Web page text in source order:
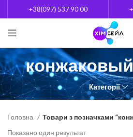
+38(097) 537 90 00
Категорії
Головна
Товари з позначками
Показано один результат